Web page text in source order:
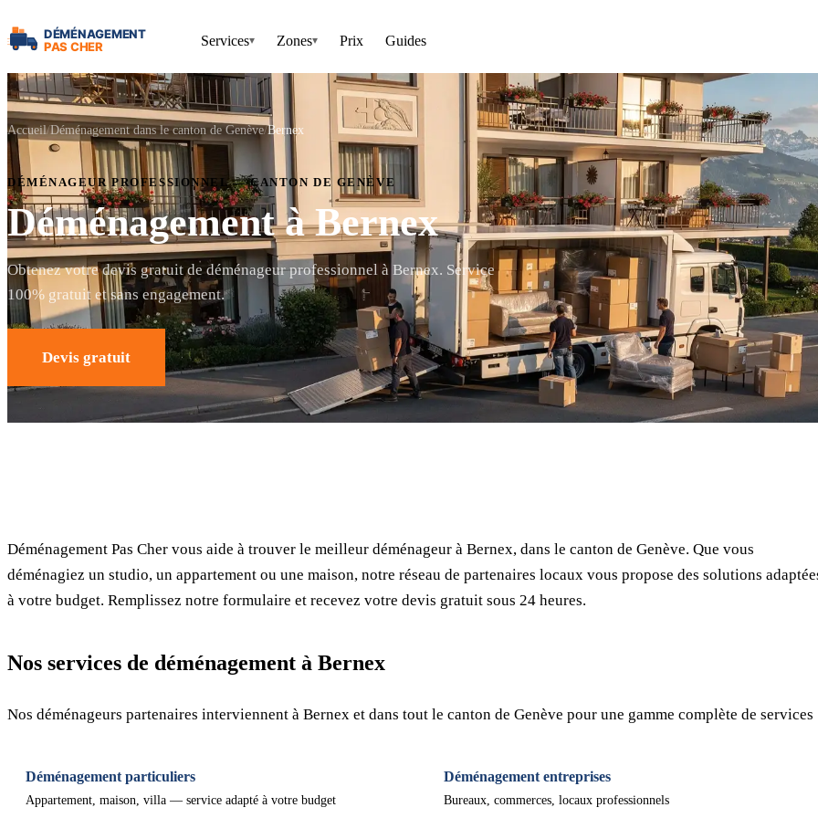
Services▾ Zones▾ Prix Guides
Accueil Déménagement dans le canton de Genève Bernex
DÉMÉNAGEUR PROFESSIONNEL — CANTON DE GENÈVE
Déménagement à Bernex
Obtenez votre devis gratuit de déménageur professionnel à Bernex. Service
100% gratuit et sans engagement.
Devis gratuit
Déménagement Pas Cher vous aide à trouver le meilleur déménageur à Bernex, dans le canton de Genève. Que vous
déménagiez un studio, un appartement ou une maison, notre réseau de partenaires locaux vous propose des solutions
à votre budget. Remplissez notre formulaire et recevez votre devis gratuit sous 24 heures.
Nos services de déménagement à Bernex
Nos déménageurs partenaires interviennent à Bernex et dans tout le canton de Genève pour une gamme complète de services
Déménagement particuliers
Appartement, maison, villa — service adapté à votre budget
Déménagement entreprises
Bureaux, commerces, locaux professionnels